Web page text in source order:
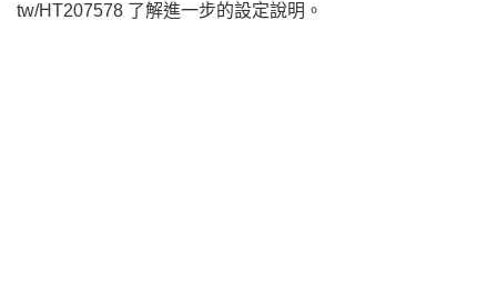
tw/HT207578 了解進一步的設定說明。